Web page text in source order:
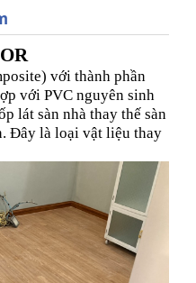
với thành phần
với PVC nguyên sinh
lát sàn nhà thay thế sàn
Đây là loại vật liệu thay